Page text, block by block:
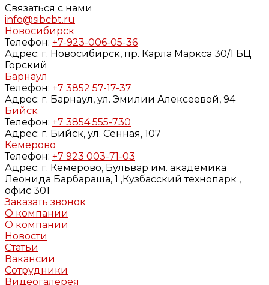
Связаться с нами
info@sibcbt.ru
Новосибирск
Телефон: +7-923-006-05-36
Адрес: г. Новосибирск, пр. Карла Маркса 30/1 БЦ
Горский
Барнаул
Телефон: +7 3852 57-17-37
Адрес: г. Барнаул, ул. Эмилии Алексеевой, 94
Бийск
Телефон: +7 3854 555-730
Адрес: г. Бийск, ул. Сенная, 107
Кемерово
Телефон: +7 923 003-71-03
Адрес: г. Кемерово, Бульвар им. академика
Леонида Барбараша, 1 ,Кузбасский технопарк ,
офис 301
Заказать звонок
О компании
О компании
Новости
Статьи
Вакансии
Сотрудники
Видеогалерея